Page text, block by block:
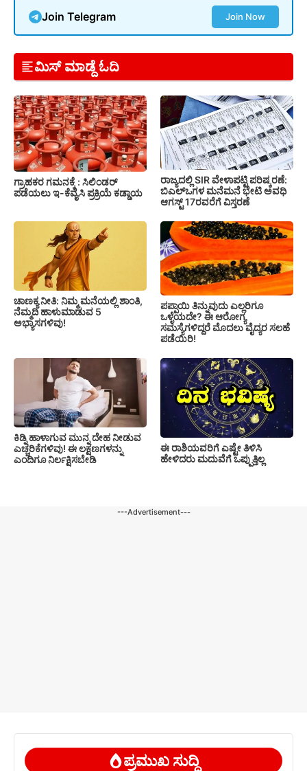
Join Telegram Join Now
ಮಿಸ್ ಮಾಡ್ದೆ ಓದಿ
ಗ್ರಾಹಕರ ಗಮನಕ್ಕೆ : ಸಿಲಿಂಡರ್
ಪಡೆಯಲು ಇ-ಕೆವೈಸಿ ಪ್ರಕ್ರಿಯೆ ಕಡ್ಡಾಯ
ರಾಜ್ಯದಲ್ಲಿ SIR ವೇಳಾಪಟ್ಟಿ ಪರಿಷ್ಕರಣೆ:
ಬಿಎಲ್‌ಒಗಳ ಮನೆಮನೆ ಭೇಟಿ ಅವಧಿ
ಆಗಸ್ಟ್ 17ರವರೆಗೆ ವಿಸ್ತರಣೆ
ಚಾಣಕ್ಯ ನೀತಿ: ನಿಮ್ಮ ಮನೆಯಲ್ಲಿ ಶಾಂತಿ,
ನೆಮ್ಮದಿ ಹಾಳುಮಾಡುವ 5
ಅಭ್ಯಾಸಗಳಿವು!
ಪಪ್ಪಾಯಿ ತಿನ್ನುವುದು ಎಲ್ಲರಿಗೂ
ಒಳ್ಳೆಯದೇ? ಈ ಆರೋಗ್ಯ
ಸಮಸ್ಯೆಗಳಿದ್ದರೆ ಮೊದಲು ವೈದ್ಯರ ಸಲಹೆ
ಪಡೆಯಿರಿ!
ಕಿಡ್ನಿ ಹಾಳಾಗುವ ಮುನ್ನ ದೇಹ ನೀಡುವ
ಎಚ್ಚರಿಕೆಗಳಿವು! ಈ ಲಕ್ಷಣಗಳನ್ನು
ಎಂದಿಗೂ ನಿರ್ಲಕ್ಷಿಸಬೇಡಿ
ಈ ರಾಶಿಯವರಿಗೆ ಎಷ್ಟೇ ತಿಳಿಸಿ
ಹೇಳಿದರು ಮದುವೆಗೆ ಒಪ್ಪುತ್ತಿಲ್ಲ
---Advertisement---
ಪ್ರಮುಖ ಸುದ್ದಿ